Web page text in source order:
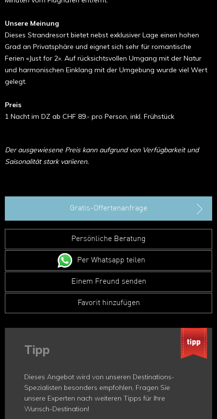
Unsere Meinung
Dieses Strandresort bietet nebst exklu­siver Lage einen hohen
Grad an Privatsphäre und eignet sich sehr für romantische
Ferien «Just for 2». Auf rücksichtsvollen Umgang mit der Natur
und harmonischen Einklang mit der Umgebung wurde viel Wert
gelegt.
Preis
1 Nacht im DZ ab CHF 89.- pro Person, inkl. Frühstück
Der ausgewiesene Preis kann aufgrund von Verfügbarkeit und
Saisonalität stark variieren.
Gratis-Offertenanfrage
Persönliche Beratung
Per Whatsapp teilen
Einem Freund senden
Favorit hinzufügen
Tipp
Dieses Angebot wird von unseren Destinations-
Spezialisten besonders empfohlen. Fragen Sie
unsere Experten nach weiteren Tipps für Ihre
Wunsch-Destination!